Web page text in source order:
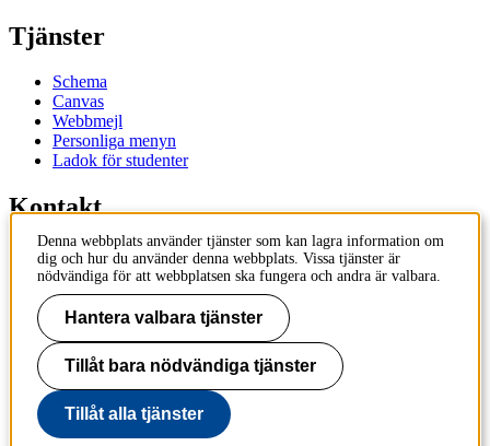
Tjänster
Schema
Canvas
Webbmejl
Personliga menyn
Ladok för studenter
Kontakt
Kontakta utbildningsprogram
Kontakta kurs
IT-support
KTH Entré
KTH
100 44 Stockholm
+46 8 790 60 00
info@kth.se
Denna webbplats använder tjänster som kan lagra information om
dig och hur du använder denna webbplats. Vissa tjänster är
nödvändiga för att webbplatsen ska fungera och andra är valbara.
Hantera valbara tjänster
Tillåt bara nödvändiga tjänster
Tillåt alla tjänster